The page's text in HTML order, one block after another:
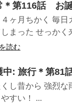
＊第116話 お
４ヶ月ちかく 毎
しまった せっか
読む
中: 旅行＊第81
し昔から 強烈
すい！ ...